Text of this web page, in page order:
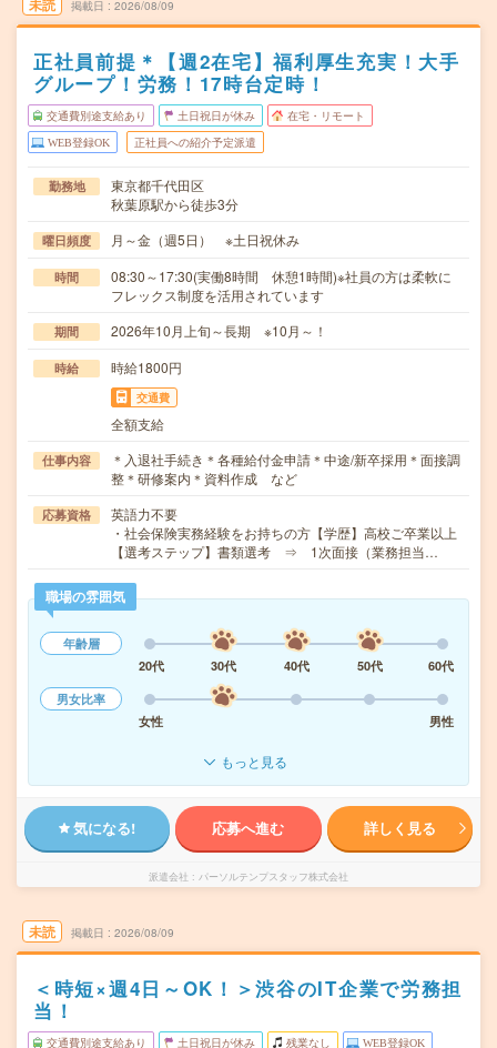
未読 掲載日 2026/08/09
正社員前提＊【週2在宅】福利厚生充実！大手
グループ！労務！17時台定時！
交通費別途支給あり 土日祝日が休み 在宅・リモート
WEB登録OK 正社員への紹介予定派遣
勤務地
東京都千代田区
秋葉原駅から徒歩3分
曜日頻度 月～金（週5日） ※土日祝休み
時間
08:30～17:30(実働8時間 休憩1時間)※社員の方は柔軟に
フレックス制度を活用されています
期間 2026年10月上旬～長期 ※10月～！
時給 時給1800円
交通費
全額支給
仕事内容
＊入退社手続き＊各種給付金申請＊中途/新卒採用＊面接調
整＊研修案内＊資料作成 など
応募資格
英語力不要
・社会保険実務経験をお持ちの方【学歴】高校ご卒業以上
【選考ステップ】書類選考 ⇒ 1次面接（業務担当…
職場の雰囲気
年齢層
20代
30代 40代 50代
60代
男女比率
女性
男性
もっと見る
気になる! 応募へ進む 詳しく見る
派遣会社 パーソルテンプスタッフ株式会社
未読 掲載日 2026/08/09
＜時短×週4日～OK！＞渋谷のIT企業で労務担
当！
交通費別途支給あり 土日祝日が休み 残業なし WEB登録OK